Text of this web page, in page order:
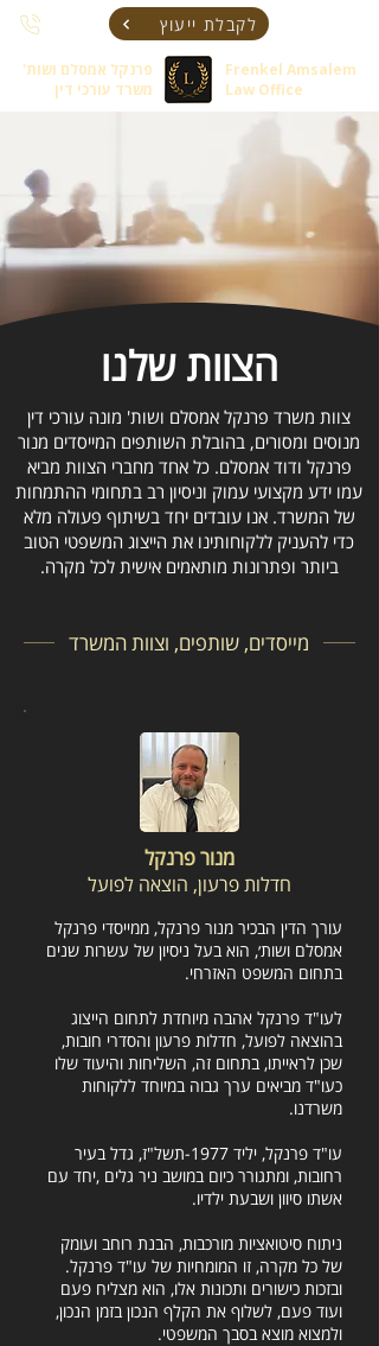
לקבלת ייעוץ
פרנקל אמסלם ושות'
משרד עורכי דין
Frenkel Amsalem
Law Office
הצוות שלנו
צוות משרד פרנקל אמסלם ושות' מונה עורכי דין
מנוסים ומסורים, בהובלת השותפים המייסדים מנור
פרנקל ודוד אמסלם. כל אחד מחברי הצוות מביא
עמו ידע מקצועי עמוק וניסיון רב בתחומי ההתמחות
של המשרד. אנו עובדים יחד בשיתוף פעולה מלא
כדי להעניק ללקוחותינו את הייצוג המשפטי הטוב
ביותר ופתרונות מותאמים אישית לכל מקרה.
מייסדים, שותפים, וצוות המשרד
מנור פרנקל
חדלות פרעון, הוצאה לפועל
עורך הדין הבכיר מנור פרנקל, ממייסדי פרנקל
אמסלם ושות׳, הוא בעל ניסיון של עשרות שנים
בתחום המשפט האזרחי.
לעו"ד פרנקל אהבה מיוחדת לתחום הייצוג
בהוצאה לפועל, חדלות פרעון והסדרי חובות,
שכן לראייתו, בתחום זה, השליחות והיעוד שלו
כעו"ד מביאים ערך גבוה במיוחד ללקוחות
משרדנו.
עו"ד פרנקל, יליד 1977-תשל"ז, גדל בעיר
רחובות, ומתגורר כיום במושב ניר גלים ,יחד עם
אשתו סיוון ושבעת ילדיו.
ניתוח סיטואציות מורכבות, הבנת רוחב ועומק
של כל מקרה, זו המומחיות של עו"ד פרנקל.
ובזכות כישורים ותכונות אלו, הוא מצליח פעם
ועוד פעם, לשלוף את הקלף הנכון בזמן הנכון,
ולמצוא מוצא בסבך המשפטי.